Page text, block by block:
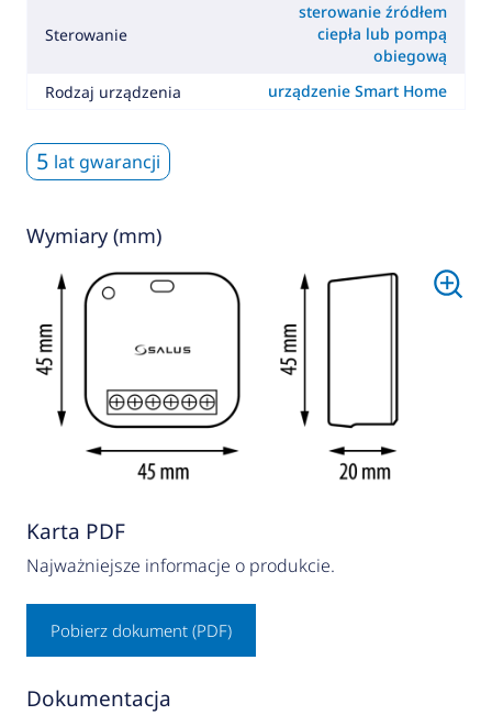
Sterowanie
sterowanie źródłem
ciepła lub pompą
obiegową
Rodzaj urządzenia
urządzenie Smart Home
5 lat gwarancji
Wymiary (mm)
Karta PDF
Najważniejsze informacje o produkcie.
Pobierz dokument (PDF)
Dokumentacja